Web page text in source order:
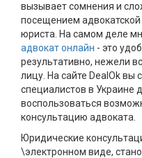
вызывает сомнения и
посещением
юриста. На самом деле
адвокат онлайн - это
результативно, нежели
лицу. На сайте DealOk вы
специалистов в Украине
воспользоваться
консультацию адвоката. ⠀
Юридические
\электронном виде,